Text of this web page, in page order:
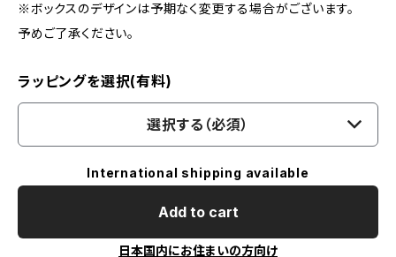
※ボックスのデザインは予期なく変更する場合がございます。
予めご了承ください。
ラッピングを選択(有料)
選択する（必須）
International shipping available
Add to cart
日本国内にお住まいの方向け